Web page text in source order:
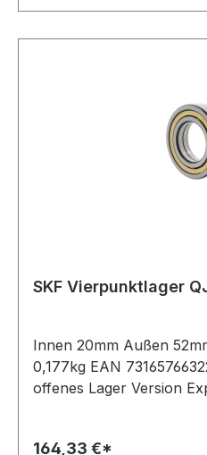
Innen 20mm Außen
0,177kg EAN
offenes Lager Version
164,33 €*